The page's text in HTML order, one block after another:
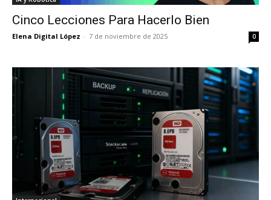
Cinco Lecciones Para Hacerlo Bien
Elena Digital López - 7 de noviembre de 2025 0